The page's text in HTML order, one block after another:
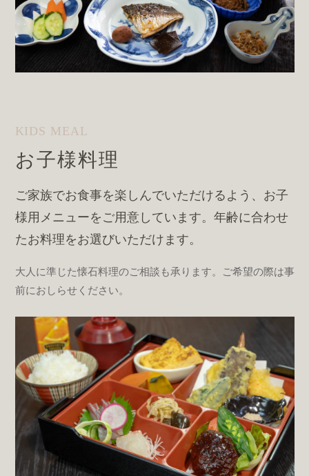
KIDS MEAL
お子様料理
ご家族でお食事を楽しんでいただけるよう、お子
様用メニューをご用意しています。年齢に合わせ
たお料理をお選びいただけます。
大人に準じた懐石料理のご相談も承ります。ご希望の際は事
前におしらせください。